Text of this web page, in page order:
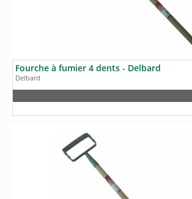
Fourche à fumier 4 dents - Delbard
Delbard